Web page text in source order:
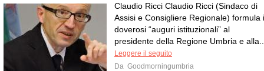
Claudio Ricci Claudio Ricci (Sindaco di
Assisi e Consigliere Regionale) formula i
doverosi “auguri istituzionali” al
presidente della Regione Umbria e
Leggere il seguito
Da Goodmorningumbria